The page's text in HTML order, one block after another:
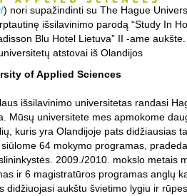
) nori supažindinti su The Hague
išsilavinimo parodą “Study In
Blu Hotel Lietuva” II -ame
atstovai iš Olandijos
of Applied Sciences
išsilavinimo universitetas randasi
Mūsų universitete mes apmokome
kuris yra Olandijoje pats didžiausias
64 mokymo programas,
2009./2010. mokslo metais
ir 6 magistratūros programas anglų
didžiuojasi aukštu švietimo lygiu ir